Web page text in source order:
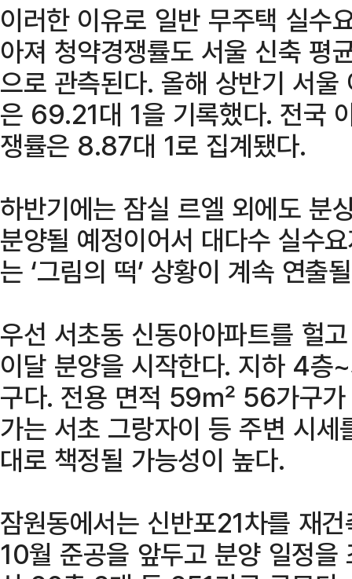
이러한 이유로 일반 무주택 실수
아져 청약경쟁률도 서울 신축 평
으로 관측된다. 올해 상반기 서
은 69.21대 1을 기록했다. 전국
쟁률은 8.87대 1로 집계됐다.
하반기에는 잠실 르엘 외에도 분
분양될 예정이어서 대다수 실수
는 ‘그림의 떡’ 상황이 계속 연출
우선 서초동 신동아아파트를 헐
이달 분양을 시작한다. 지하 4
구다. 전용 면적 59㎡ 56가구가
가는 서초 그랑자이 등 주변 시
대로 책정될 가능성이 높다.
잠원동에서는 신반포21차를 재건
10월 준공을 앞두고 분양 일정